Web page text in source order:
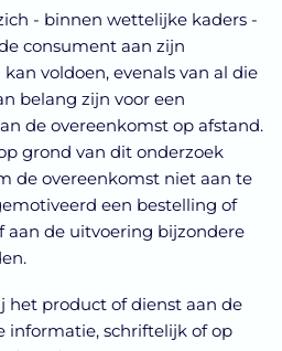
- binnen wettelijke kaders -
consument aan zijn
voldoen, evenals van al die
belang zijn voor een
de overeenkomst op afstand.
grond van dit onderzoek
de overeenkomst niet aan te
een bestelling of
aan de uitvoering bijzondere
het product of dienst aan de
informatie, schriftelijk of op